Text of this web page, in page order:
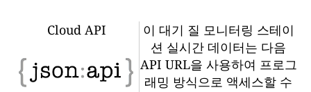
Cloud API
이 대기 질 모니터링 스테이
션 실시간 데이터는 다음
API URL을 사용하여 프로그
래밍 방식으로 액세스할 수